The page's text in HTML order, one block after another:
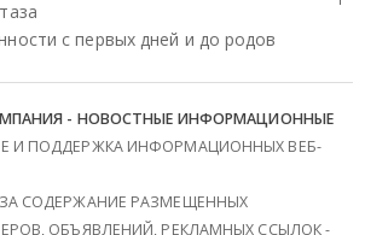
с первых дней и до родов
- НОВОСТНЫЕ ИНФОРМАЦИОННЫЕ
И ПОДДЕРЖКА ИНФОРМАЦИОННЫХ ВЕБ-
СОДЕРЖАНИЕ РАЗМЕЩЕННЫХ
ОБЪЯВЛЕНИЙ, РЕКЛАМНЫХ ССЫЛОК -